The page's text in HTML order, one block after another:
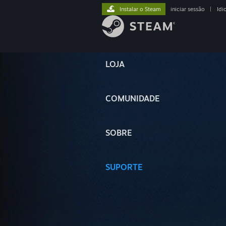
LOJA
COMUNIDADE
SOBRE
SUPORTE
Instalar o Steam iniciar sessão